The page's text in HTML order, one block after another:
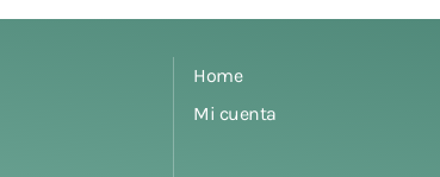
Home
Mi cuenta